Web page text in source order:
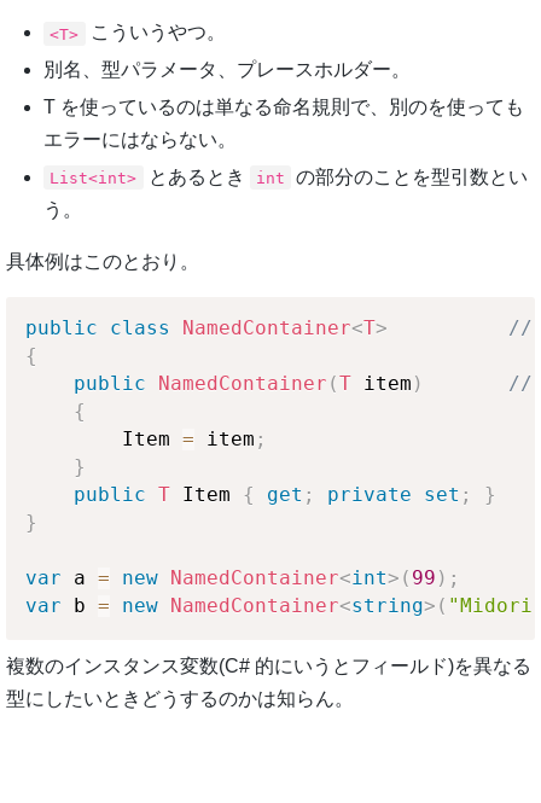
<T>
こういうやつ。
別名、型パラメータ、プレースホルダー。
T を使っているのは単なる命名規則で、別のを使っても
エラーにはならない。
List<int> とあるとき int
の部分のことを型引数とい
う。
具体例はこのとおり。
public class NamedContainer<T>
//
{
public
NamedContainer (T item )
//
{
        Item
= item ;
}
public
T Item { get ; private set ;
}
}
var a = new NamedContainer<int> ( 99 ) ;
var b = new NamedContainer<string> (
複数のインスタンス変数(C# 的にいうとフィールド)を異なる
型にしたいときどうするのかは知らん。